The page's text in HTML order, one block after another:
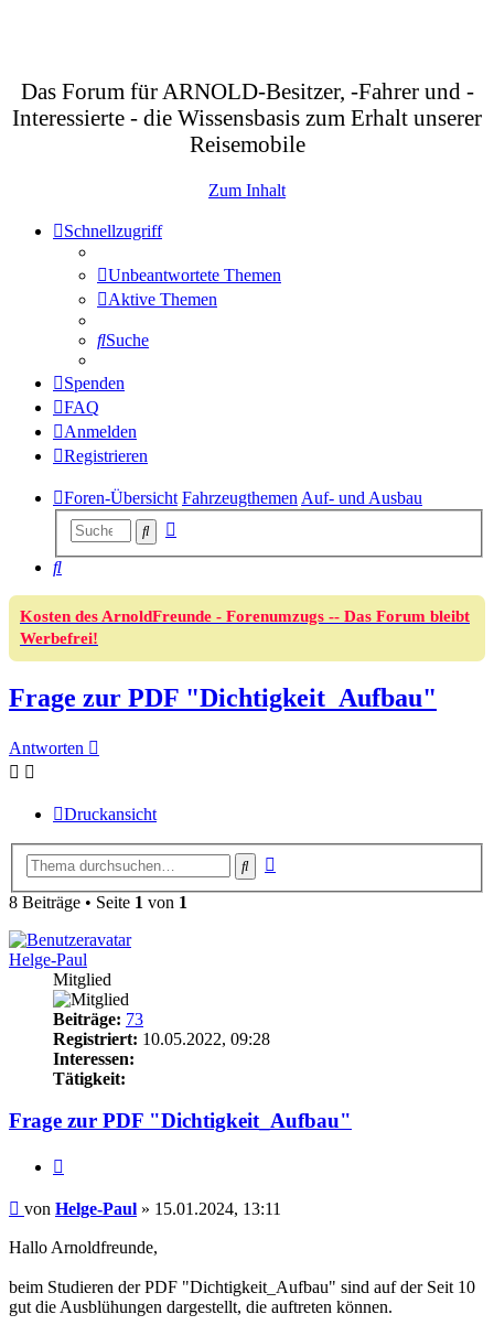
Das Forum für ARNOLD-Besitzer, -Fahrer und -
Interessierte - die Wissensbasis zum Erhalt unserer
Reisemobile
Zum Inhalt
Schnellzugriff
Unbeantwortete Themen
Aktive Themen
Suche
Spenden
FAQ
Anmelden
Registrieren
Foren-Übersicht Fahrzeugthemen Auf- und Ausbau
Suche
Suche
Kosten des ArnoldFreunde - Forenumzugs -- Das Forum bleibt
Werbefrei!
Frage zur PDF "Dichtigkeit_Aufbau"
Antworten
Druckansicht
Suche
8 Beiträge • Seite 1 von 1
Helge-Paul
Mitglied
Beiträge: 73
Registriert: 10.05.2022, 09:28
Interessen:
Tätigkeit:
Frage zur PDF "Dichtigkeit_Aufbau"
Beitrag
von Helge-Paul » 15.01.2024, 13:11
Hallo Arnoldfreunde,
beim Studieren der PDF "Dichtigkeit_Aufbau" sind auf der Seit 10
gut die Ausblühungen dargestellt, die auftreten können.